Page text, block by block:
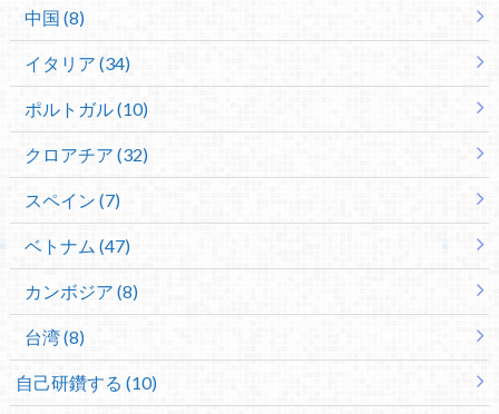
中国 (8)
イタリア (34)
ポルトガル (10)
クロアチア (32)
スペイン (7)
ベトナム (47)
カンボジア (8)
台湾 (8)
自己研鑽する (10)